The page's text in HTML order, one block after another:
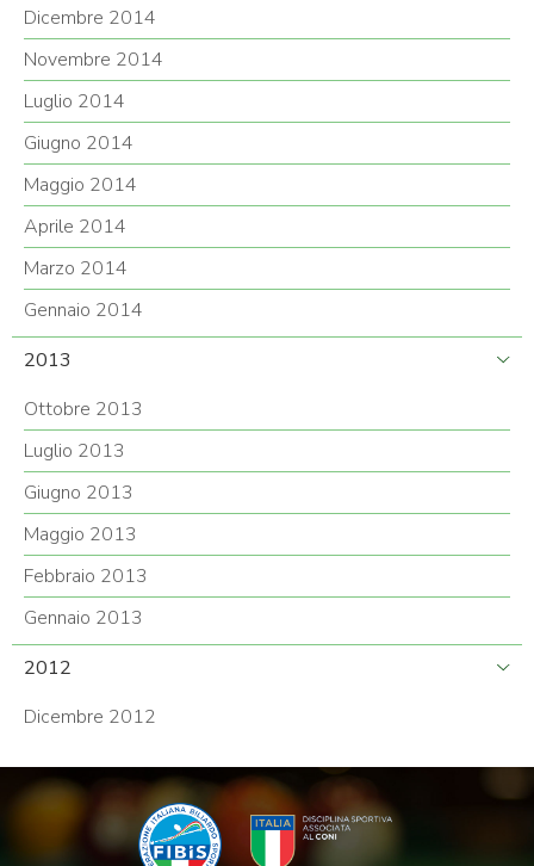
Dicembre 2014
Novembre 2014
Luglio 2014
Giugno 2014
Maggio 2014
Aprile 2014
Marzo 2014
Gennaio 2014
2013
Ottobre 2013
Luglio 2013
Giugno 2013
Maggio 2013
Febbraio 2013
Gennaio 2013
2012
Dicembre 2012